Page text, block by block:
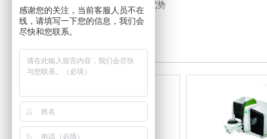
上一个： qda质谱检测器产品优势
其他产品/Other products
感谢您的关注，当前客服人员不在
线，请填写一下您的信息，我们会
尽快和您联系。